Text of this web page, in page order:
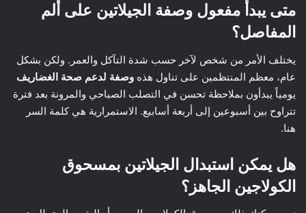
متى يبدأ مفعول وصفة الجيلاتين على ألم
المفاصل؟
يختلف الأمر من شخص لآخر حسب شدة التآكل والعمر. ولكن بشكل
عام، معظم المنتظمين على تناول هذه وصفة لدعم صحة الغضاريف
يومياً يبدأون بملاحظة تحسن في التصلب الصباحي والمرونة بعد فترة
تتراوح بين أسبوعين إلى أربعة أسابيع. الاستمرارية هي كلمة السر
هنا.
هل يمكن استبدال الجيلاتين بمسحوق
الكولاجين الجاهز؟